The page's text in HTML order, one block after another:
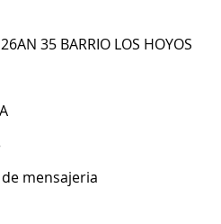
35 BARRIO LOS HOYOS
mensajeria